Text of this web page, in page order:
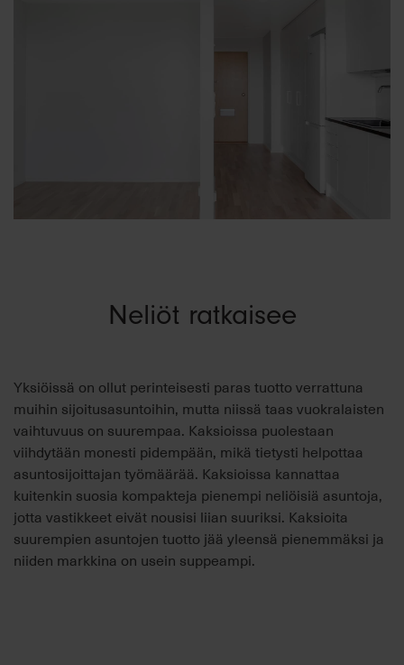
Neliöt ratkaisee
Yksiöissä on ollut perinteisesti paras tuotto verrattuna
muihin sijoitusasuntoihin, mutta niissä taas vuokralaisten
vaihtuvuus on suurempaa. Kaksioissa puolestaan
viihdytään monesti pidempään, mikä tietysti helpottaa
asuntosijoittajan työmäärää. Kaksioissa kannattaa
kuitenkin suosia kompakteja pienempi neliöisiä asuntoja,
jotta vastikkeet eivät nousisi liian suuriksi. Kaksioita
suurempien asuntojen tuotto jää yleensä pienemmäksi ja
niiden markkina on usein suppeampi.